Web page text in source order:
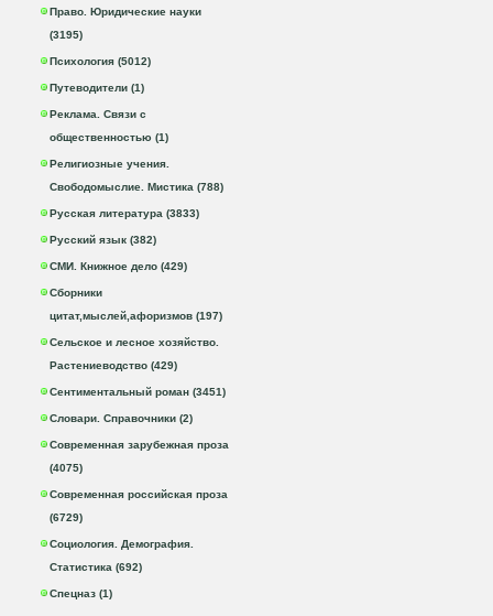
Право. Юридические науки
(3195)
Психология (5012)
Путеводители (1)
Реклама. Связи с
общественностью (1)
Религиозные учения.
Свободомыслие. Мистика (788)
Русская литература (3833)
Русский язык (382)
СМИ. Книжное дело (429)
Сборники
цитат,мыслей,афоризмов (197)
Сельское и лесное хозяйство.
Растениеводство (429)
Сентиментальный роман (3451)
Словари. Справочники (2)
Современная зарубежная проза
(4075)
Современная российская проза
(6729)
Социология. Демография.
Статистика (692)
Спецназ (1)